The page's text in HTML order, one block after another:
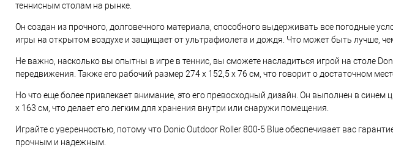
теннисным столам на рынке.
Он создан из прочного, долговечного материала, способного выдерживать все погодные
игры на открытом воздухе и защищает от ультрафиолета и дождя. Что может быть лучше,
Не важно, насколько вы опытны в игре в теннис, вы сможете насладиться игрой на столе
передвижения. Также его рабочий размер 274 х 152,5 х 76 см, что говорит о достаточном
Но что еще более привлекает внимание, это его превосходный дизайн. Он выполнен в
х 163 см, что делает его легким для хранения внутри или снаружи помещения.
Играйте с уверенностью, потому что Donic Outdoor Roller 800-5 Blue обеспечивает вас
прочным и надежным.